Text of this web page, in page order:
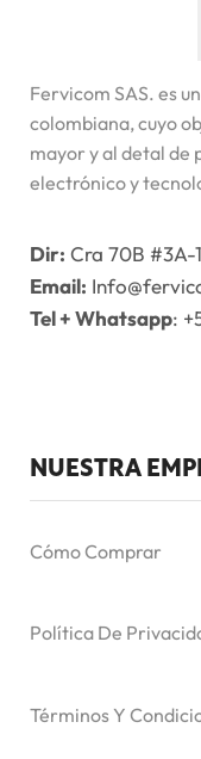
Fervicom SAS. es
colombiana, cuyo
mayor y al detal de
electrónico y
Dir: Cra 70B #3A-
Email:
Tel + Whatsapp:
NUESTRA
Cómo Comprar
Política De
Términos Y